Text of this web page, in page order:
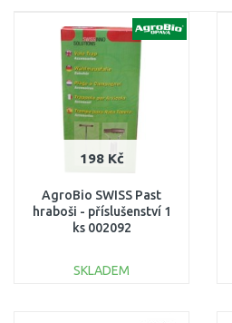
198 Kč
AgroBio SWISS Past
hraboši - příslušenství 1
ks 002092
SKLADEM